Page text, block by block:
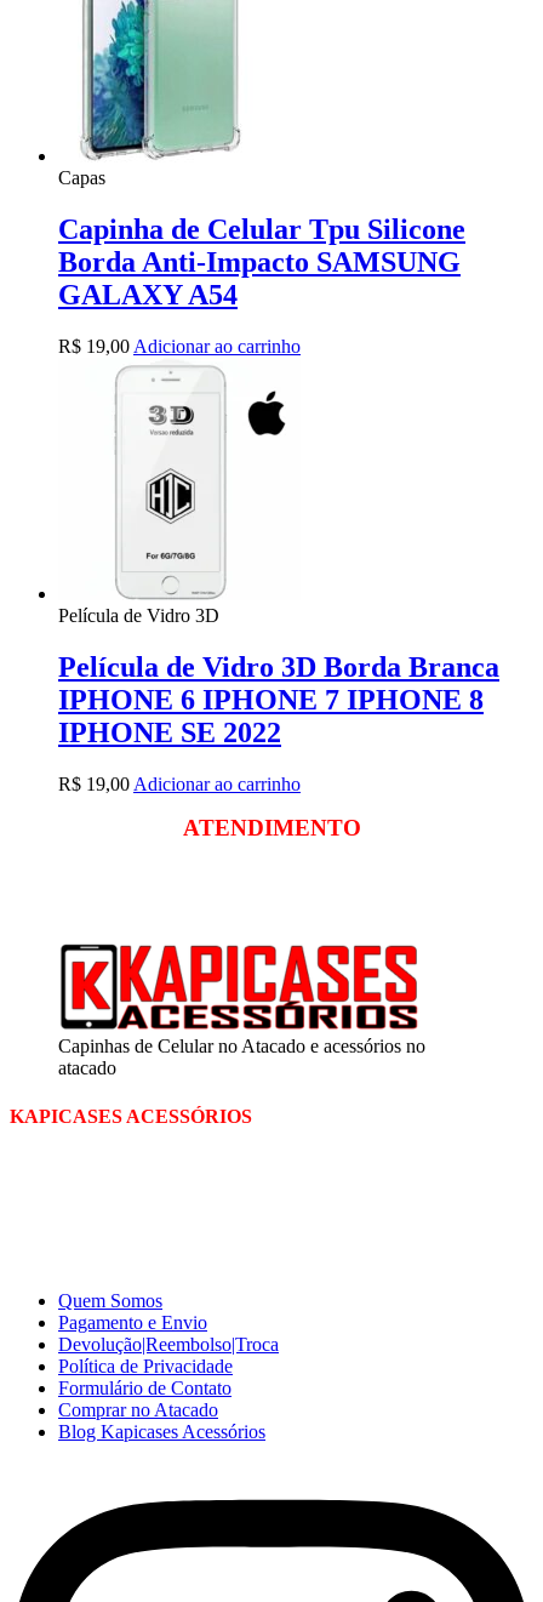
Capas
Capinha de Celular Tpu Silicone
Borda Anti-Impacto SAMSUNG
GALAXY A54
R$ 19,00 Adicionar ao carrinho
Película de Vidro 3D
Película de Vidro 3D Borda Branca
IPHONE 6 IPHONE 7 IPHONE 8
IPHONE SE 2022
R$ 19,00 Adicionar ao carrinho
ATENDIMENTO
Capinhas de Celular no Atacado e acessórios no
atacado
KAPICASES ACESSÓRIOS
Quem Somos
Pagamento e Envio
Devolução|Reembolso|Troca
Política de Privacidade
Formulário de Contato
Comprar no Atacado
Blog Kapicases Acessórios